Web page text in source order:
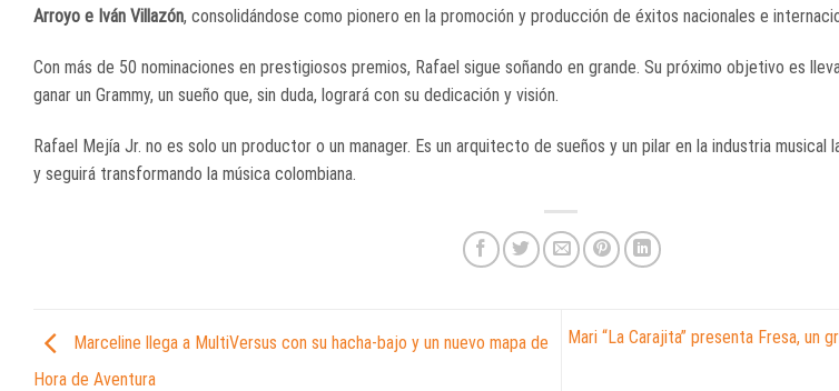
Arroyo e Iván Villazón, consolidándose como pionero en la promoción y producción de éxitos nacionales e
Con más de 50 nominaciones en prestigiosos premios, Rafael sigue soñando en grande. Su próximo objetivo es
ganar un Grammy, un sueño que, sin duda, logrará con su dedicación y visión.
Rafael Mejía Jr. no es solo un productor o un manager. Es un arquitecto de sueños y un pilar en la industria
y seguirá transformando la música colombiana.
Marceline llega a MultiVersus con su hacha-bajo y un nuevo mapa de
Hora de Aventura
Mari “La Carajita” presenta Fresa, un